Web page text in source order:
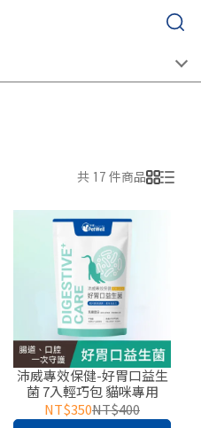
共 17 件商品
沛威專效保健-好胃口益生
菌 7入輕巧包 貓咪專用
NT$350NT$400